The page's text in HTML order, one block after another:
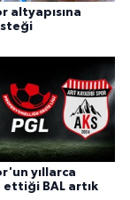
altyapısına
yıllarca
ettiği BAL artık